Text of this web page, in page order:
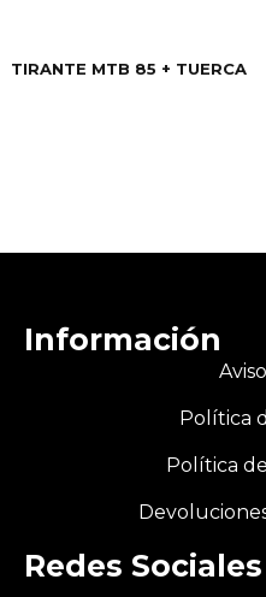
TIRANTE MTB 85 + TUERCA
Información
Política
Política
Redes Sociales